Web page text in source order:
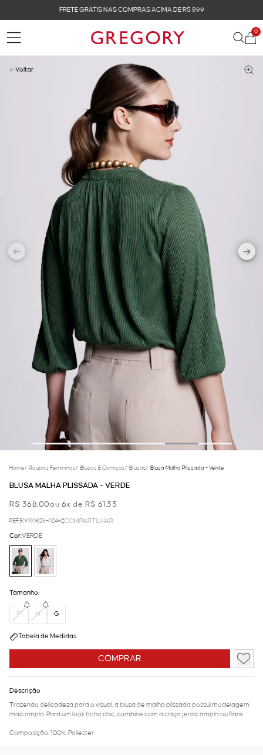
FRETE GRÁTIS NAS COMPRAS ACIMA DE R$ 899
0
Voltar
Home/ Roupas Femininas/ Blusas E Camisas/ Blusas/ Blusa Malha Plissada - Verde
BLUSA MALHA PLISSADA - VERDE
R$ 368,00ou 6x de R$ 61,33
REF.50.01.0828-024 COMPARTILHAR
COMPRAR
Cor:VERDE
Tamanho:
P M G
Tabela de Medidas
Descrição
Trazendo delicadeza para o visual, a blusa de malha plissada possui modelagem
mais ampla. Para um look boho chic, combine com a calça jeans ampla ou flare.
Composição: 100% Poliéster